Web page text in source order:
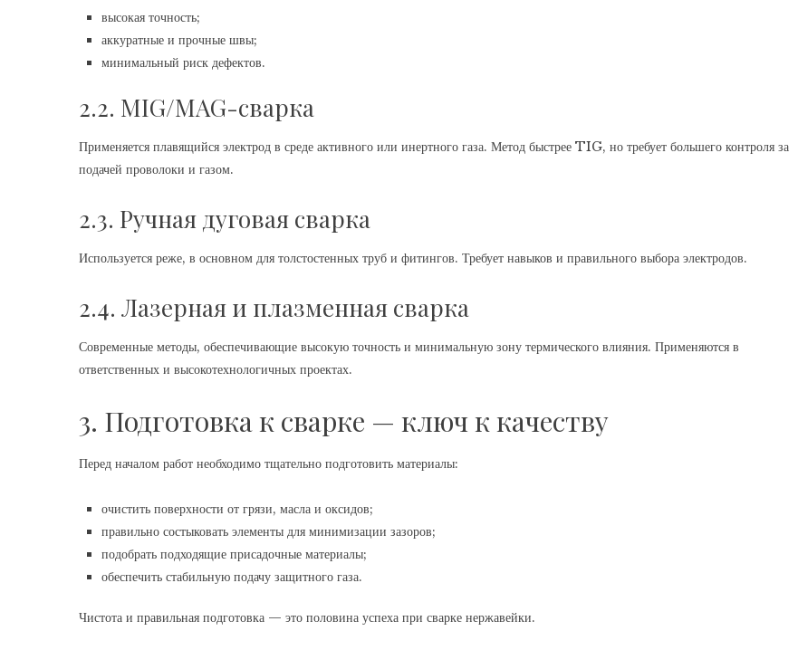
высокая точность;
аккуратные и прочные швы;
минимальный риск дефектов.
2.2. MIG/MAG-сварка
Применяется плавящийся электрод в среде активного или инертного газа. Метод быстрее TIG, но требует большего контроля за
подачей проволоки и газом.
2.3. Ручная дуговая сварка
Используется реже, в основном для толстостенных труб и фитингов. Требует навыков и правильного выбора электродов.
2.4. Лазерная и плазменная сварка
Современные методы, обеспечивающие высокую точность и минимальную зону термического влияния. Применяются в
ответственных и высокотехнологичных проектах.
3. Подготовка к сварке — ключ к качеству
Перед началом работ необходимо тщательно подготовить материалы:
очистить поверхности от грязи, масла и оксидов;
правильно состыковать элементы для минимизации зазоров;
подобрать подходящие присадочные материалы;
обеспечить стабильную подачу защитного газа.
Чистота и правильная подготовка — это половина успеха при сварке нержавейки.